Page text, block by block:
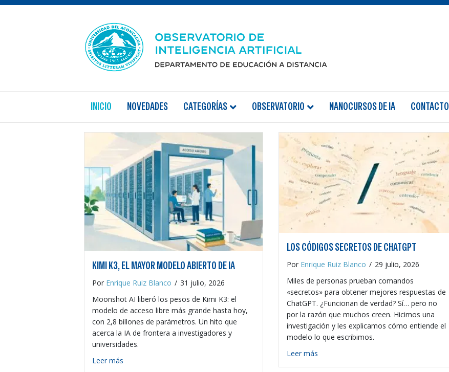
INICIO NOVEDADES CATEGORÍAS OBSERVATORIO NANOCURSOS DE IA CONTACTO
TODAS LAS CATEGORÍAS
KIMI K3, EL MAYOR MODELO ABIERTO DE IA
Por Enrique Ruiz Blanco / 31 julio, 2026
Moonshot AI liberó los pesos de Kimi K3: el
modelo de acceso libre más grande hasta hoy,
con 2,8 billones de parámetros. Un hito que
acerca la IA de frontera a investigadores y
universidades.
Leer más
LOS CÓDIGOS SECRETOS DE CHATGPT
Por Enrique Ruiz Blanco / 29 julio, 2026
Miles de personas prueban comandos
«secretos» para obtener mejores respuestas de
ChatGPT. ¿Funcionan de verdad? Sí… pero no
por la razón que muchos creen. Hicimos una
investigación y les explicamos cómo entiende el
modelo lo que escribimos.
Leer más